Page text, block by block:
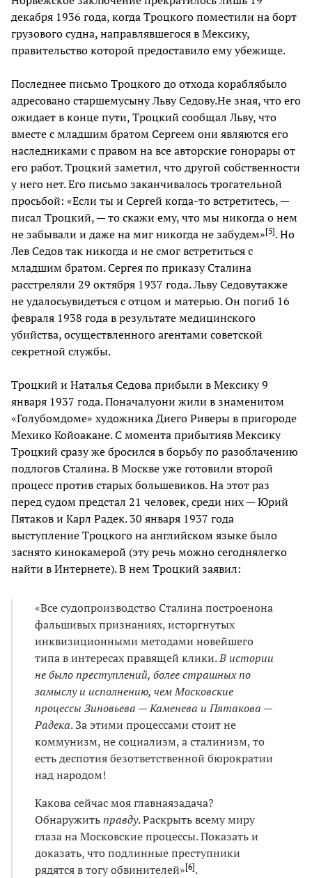
декабря 1936 года, когда Троцкого поместили на борт
грузового судна, направлявшегося в Мексику,
правительство которой предоставило ему убежище.
Последнее письмо Троцкого до отхода кораблябыло
адресовано старшемусыну Льву Седову.Не зная, что его
ожидает в конце пути, Троцкий сообщал Льву, что
вместе с младшим братом Сергеем они являются его
наследниками с правом на все авторские гонорары от
его работ. Троцкий заметил, что другой собственности
у него нет. Его письмо заканчивалось трогательной
просьбой: «Если ты и Сергей когда-то встретитесь, —
писал Троцкий, — то скажи ему, что мы никогда о нем
не забывали и даже на миг никогда не забудем»[5]. Но
Лев Седов так никогда и не смог встретиться с
младшим братом. Сергея по приказу Сталина
расстреляли 29 октября 1937 года. Льву Седовутакже
не удалосьувидеться с отцом и матерью. Он погиб 16
февраля 1938 года в результате медицинского
убийства, осуществленного агентами советской
секретной службы.
Троцкий и Наталья Седова прибыли в Мексику 9
января 1937 года. Поначалуони жили в знаменитом
«Голубомдоме» художника Диего Риверы в пригороде
Мехико Койоакане. С момента прибытияв Мексику
Троцкий сразу же бросился в борьбу по разоблачению
подлогов Сталина. В Москве уже готовили второй
процесс против старых большевиков. На этот раз
перед судом предстал 21 человек, среди них — Юрий
Пятаков и Карл Радек. 30 января 1937 года
выступление Троцкого на английском языке было
заснято кинокамерой (эту речь можно сегоднялегко
найти в Интернете). В нем Троцкий заявил:
«Все судопроизводство Сталина построенона
фальшивых признаниях, исторгнутых
инквизиционными методами новейшего
типа в интересах правящей клики.В истории
не было преступлений, более страшных по
замыслу и исполнению, чем Московские
процессы Зиновьева — Каменева и Пятакова —
Радека. За этими процессами стоит не
коммунизм, не социализм, а сталинизм, то
есть деспотия безответственной бюрократии
над народом!
Какова сейчас моя главнаязадача?
Обнаружитьправду. Раскрыть всему миру
глаза на Московские процессы. Показать и
доказать, что подлинные преступники
рядятся в тогу обвинителей»[6].